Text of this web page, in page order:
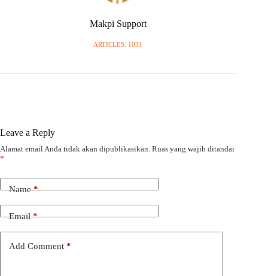
Makpi Support
ARTICLES: 1031
Leave a Reply
Alamat email Anda tidak akan dipublikasikan. Ruas yang wajib ditandai
*
Name*
Email*
Add Comment *